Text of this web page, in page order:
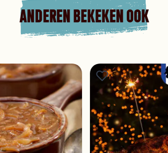
ANDEREN BEKEKEN OOK